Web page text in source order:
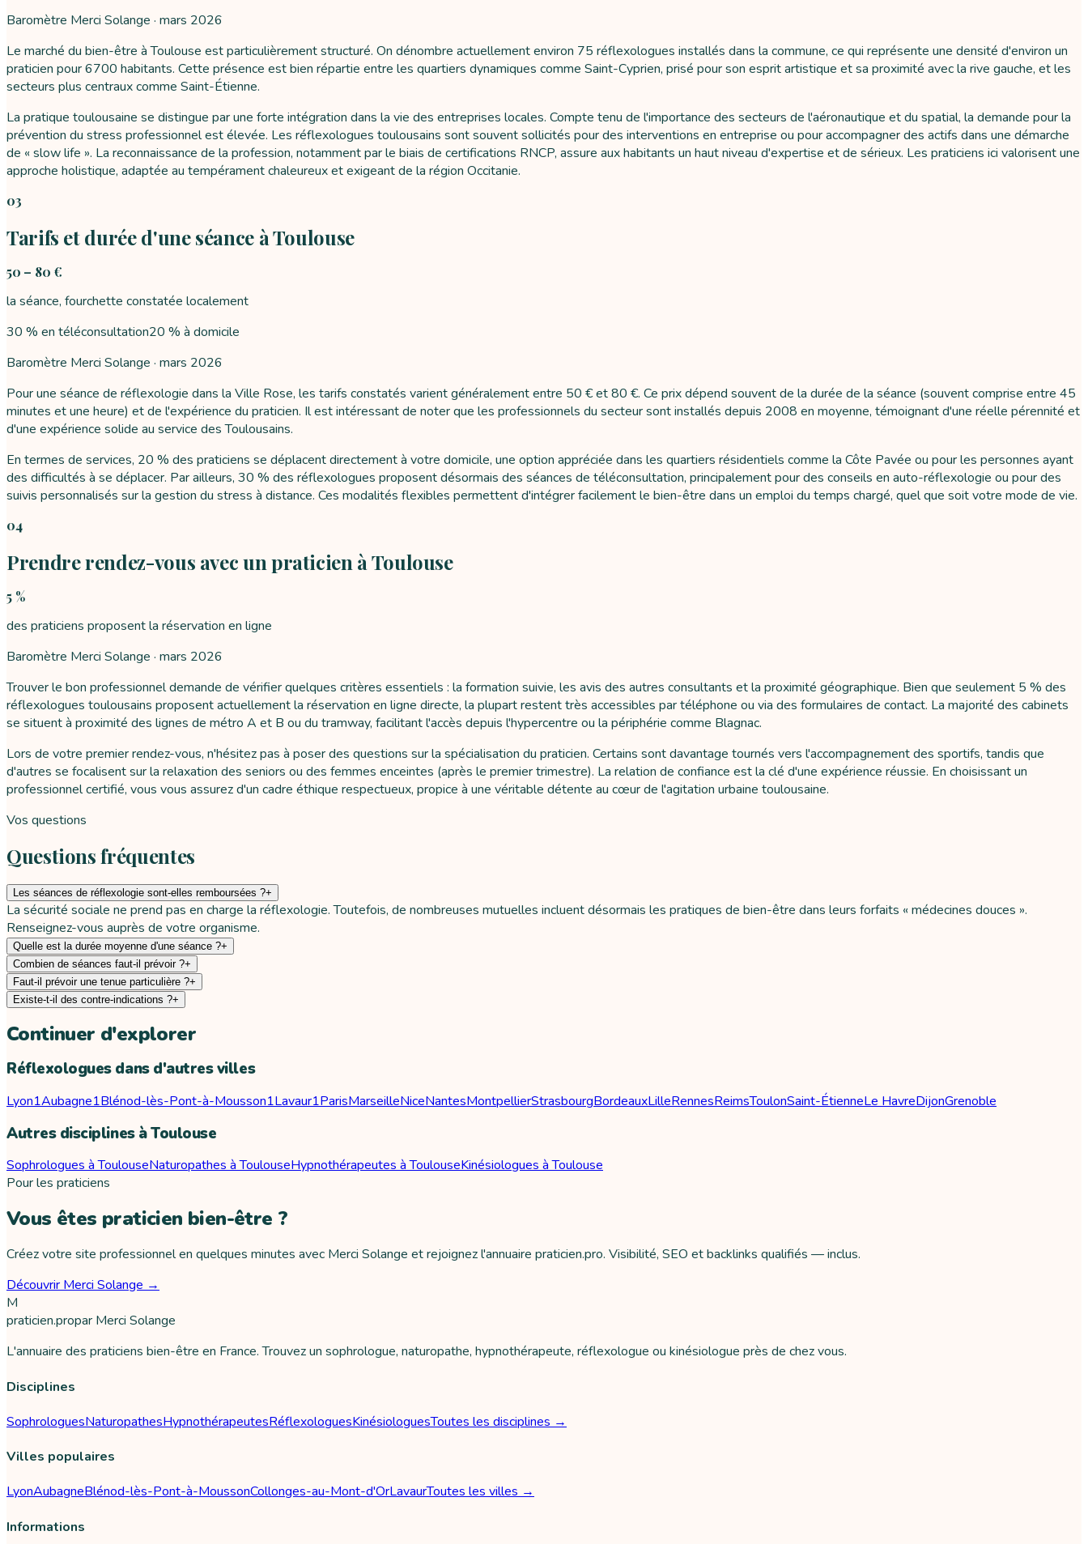
Baromètre Merci Solange · mars 2026
Le marché du bien-être à Toulouse est particulièrement structuré. On dénombre actuellement environ 75 réflexologues installés dans la commune, ce qui représente une densité d'environ un
praticien pour 6700 habitants. Cette présence est bien répartie entre les quartiers dynamiques comme Saint-Cyprien, prisé pour son esprit artistique et sa proximité avec la rive gauche, et les
secteurs plus centraux comme Saint-Étienne.
La pratique toulousaine se distingue par une forte intégration dans la vie des entreprises locales. Compte tenu de l'importance des secteurs de l'aéronautique et du spatial, la demande pour la
prévention du stress professionnel est élevée. Les réflexologues toulousains sont souvent sollicités pour des interventions en entreprise ou pour accompagner des actifs dans une démarche
de « slow life ». La reconnaissance de la profession, notamment par le biais de certifications RNCP, assure aux habitants un haut niveau d'expertise et de sérieux. Les praticiens ici valorisent une
approche holistique, adaptée au tempérament chaleureux et exigeant de la région Occitanie.
03
Tarifs et durée d'une séance à Toulouse
50 – 80 €
la séance, fourchette constatée localement
30 % en téléconsultation20 % à domicile
Baromètre Merci Solange · mars 2026
Pour une séance de réflexologie dans la Ville Rose, les tarifs constatés varient généralement entre 50 € et 80 €. Ce prix dépend souvent de la durée de la séance (souvent comprise entre 45
minutes et une heure) et de l'expérience du praticien. Il est intéressant de noter que les professionnels du secteur sont installés depuis 2008 en moyenne, témoignant d'une réelle pérennité et
d'une expérience solide au service des Toulousains.
En termes de services, 20 % des praticiens se déplacent directement à votre domicile, une option appréciée dans les quartiers résidentiels comme la Côte Pavée ou pour les personnes ayant
des difficultés à se déplacer. Par ailleurs, 30 % des réflexologues proposent désormais des séances de téléconsultation, principalement pour des conseils en auto-réflexologie ou pour des
suivis personnalisés sur la gestion du stress à distance. Ces modalités flexibles permettent d'intégrer facilement le bien-être dans un emploi du temps chargé, quel que soit votre mode de vie.
04
Prendre rendez-vous avec un praticien à Toulouse
5 %
des praticiens proposent la réservation en ligne
Baromètre Merci Solange · mars 2026
Trouver le bon professionnel demande de vérifier quelques critères essentiels : la formation suivie, les avis des autres consultants et la proximité géographique. Bien que seulement 5 % des
réflexologues toulousains proposent actuellement la réservation en ligne directe, la plupart restent très accessibles par téléphone ou via des formulaires de contact. La majorité des cabinets
se situent à proximité des lignes de métro A et B ou du tramway, facilitant l'accès depuis l'hypercentre ou la périphérie comme Blagnac.
Lors de votre premier rendez-vous, n'hésitez pas à poser des questions sur la spécialisation du praticien. Certains sont davantage tournés vers l'accompagnement des sportifs, tandis que
d'autres se focalisent sur la relaxation des seniors ou des femmes enceintes (après le premier trimestre). La relation de confiance est la clé d'une expérience réussie. En choisissant un
professionnel certifié, vous vous assurez d'un cadre éthique respectueux, propice à une véritable détente au cœur de l'agitation urbaine toulousaine.
Vos questions
Questions fréquentes
Les séances de réflexologie sont-elles remboursées ?+
La sécurité sociale ne prend pas en charge la réflexologie. Toutefois, de nombreuses mutuelles incluent désormais les pratiques de bien-être dans leurs forfaits « médecines douces ».
Renseignez-vous auprès de votre organisme.
Quelle est la durée moyenne d'une séance ?+
Combien de séances faut-il prévoir ?+
Faut-il prévoir une tenue particulière ?+
Existe-t-il des contre-indications ?+
Continuer d'explorer
Réflexologues dans d'autres villes
Lyon1Aubagne1Blénod-lès-Pont-à-Mousson1Lavaur1ParisMarseilleNiceNantesMontpellierStrasbourgBordeauxLilleRennesReimsToulonSaint-ÉtienneLe HavreDijonGrenoble
Autres disciplines à Toulouse
Sophrologues à ToulouseNaturopathes à ToulouseHypnothérapeutes à ToulouseKinésiologues à Toulouse
Pour les praticiens
Vous êtes praticien bien-être ?
Créez votre site professionnel en quelques minutes avec Merci Solange et rejoignez l'annuaire praticien.pro. Visibilité, SEO et backlinks qualifiés — inclus.
Découvrir Merci Solange →
M
praticien.propar Merci Solange
L'annuaire des praticiens bien-être en France. Trouvez un sophrologue, naturopathe, hypnothérapeute, réflexologue ou kinésiologue près de chez vous.
Disciplines
SophrologuesNaturopathesHypnothérapeutesRéflexologuesKinésiologuesToutes les disciplines →
Villes populaires
LyonAubagneBlénod-lès-Pont-à-MoussonCollonges-au-Mont-d'OrLavaurToutes les villes →
Informations